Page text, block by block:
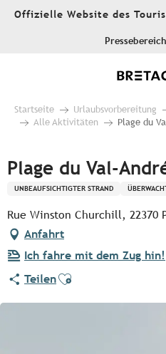
AllerOffizielle Website des
Pressebereich
Startseite Urlaubsvorbereitung
Alle Aktivitäten
Plage du
Plage du Val-
UNBEAUFSICHTIGTER STRAND
Rue Winston Churchill, 22370
Anfahrt
Ich fahre mit dem Zug hin!
TeilenAjouter aux favoris